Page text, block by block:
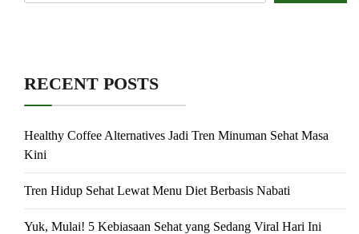
RECENT POSTS
Healthy Coffee Alternatives Jadi Tren Minuman Sehat Masa
Kini
Tren Hidup Sehat Lewat Menu Diet Berbasis Nabati
Yuk, Mulai! 5 Kebiasaan Sehat yang Sedang Viral Hari Ini